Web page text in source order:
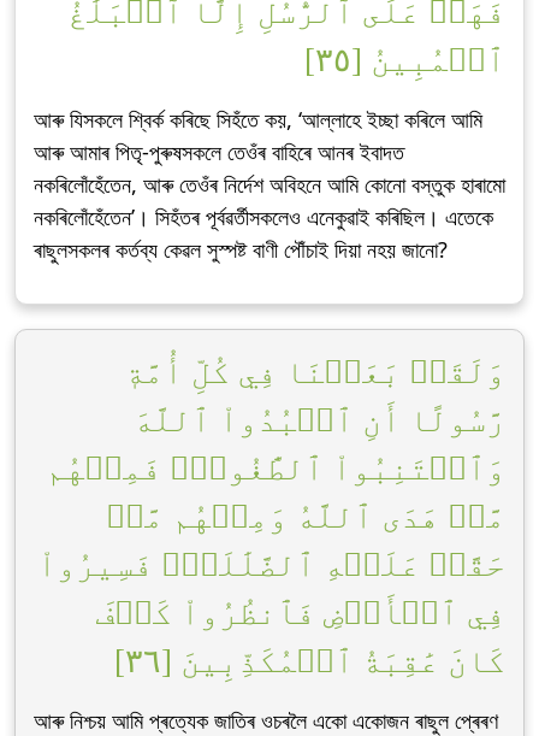
فَهَلۡ عَلَى ٱلرُّسُلِ إِلَّا ٱلۡبَلَٰغُ
ٱلۡمُبِينُ [٣٥]
আৰু যিসকলে শ্বিৰ্ক কৰিছে সিহঁতে কয়, ‘আল্লাহে ইচ্ছা কৰিলে আমি
আৰু আমাৰ পিতৃ-পুৰুষসকলে তেওঁৰ বাহিৰে আনৰ ইবাদত
নকৰিলোঁহেঁতেন, আৰু তেওঁৰ নিৰ্দেশ অবিহনে আমি কোনো বস্তুক হাৰামো
নকৰিলোঁহেঁতেন’। সিহঁতৰ পূৰ্বৱৰ্তীসকলেও এনেকুৱাই কৰিছিল। এতেকে
ৰাছুলসকলৰ কৰ্তব্য কেৱল সুস্পষ্ট বাণী পৌঁচাই দিয়া নহয় জানো?
وَلَقَدۡ بَعَثۡنَا فِي كُلِّ أُمَّةٖ
رَّسُولًا أَنِ ٱعۡبُدُواْ ٱللَّهَ
وَٱجۡتَنِبُواْ ٱلطَّٰغُوتَۖ فَمِنۡهُم
مَّنۡ هَدَى ٱللَّهُ وَمِنۡهُم مَّنۡ
حَقَّتۡ عَلَيۡهِ ٱلضَّلَٰلَةُۚ فَسِيرُواْ
فِي ٱلۡأَرۡضِ فَٱنظُرُواْ كَيۡفَ
كَانَ عَٰقِبَةُ ٱلۡمُكَذِّبِينَ [٣٦]
আৰু নিশ্চয় আমি প্ৰত্যেক জাতিৰ ওচৰলৈ একো একোজন ৰাছুল প্ৰেৰণ